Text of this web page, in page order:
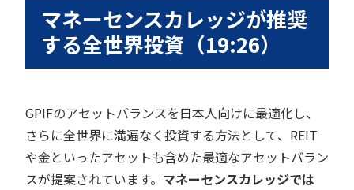
マネーセンスカレッジが推奨
する全世界投資（19:26）
GPIFのアセットバランスを日本人向けに最適化し、
さらに全世界に満遍なく投資する方法として、REIT
や金といったアセットも含めた最適なアセットバラン
スが提案されています。 マネーセンスカレッジでは